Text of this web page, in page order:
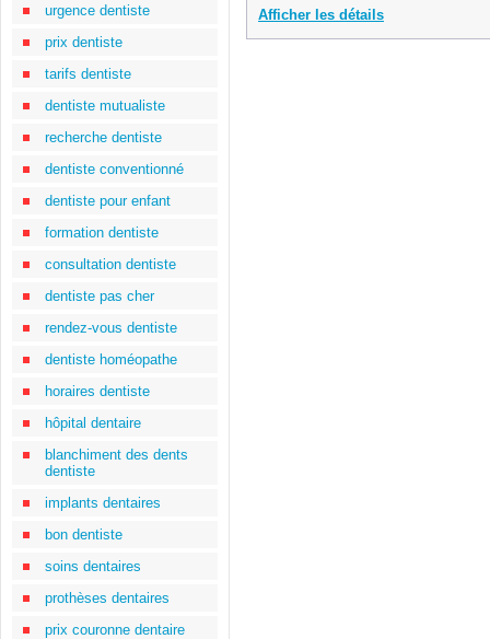
urgence dentiste
prix dentiste
tarifs dentiste
dentiste mutualiste
recherche dentiste
dentiste conventionné
dentiste pour enfant
formation dentiste
consultation dentiste
dentiste pas cher
rendez-vous dentiste
dentiste homéopathe
horaires dentiste
hôpital dentaire
blanchiment des dents
dentiste
implants dentaires
bon dentiste
soins dentaires
prothèses dentaires
prix couronne dentaire
Afficher les détails